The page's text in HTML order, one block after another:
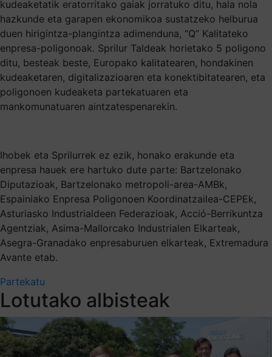
kudeaketatik eratorritako gaiak jorratuko ditu, hala nola
hazkunde eta garapen ekonomikoa sustatzeko helburua
duen hirigintza-plangintza adimenduna, “Q” Kalitateko
enpresa-poligonoak. Sprilur Taldeak horietako 5 poligono
ditu, besteak beste, Europako kalitatearen, hondakinen
kudeaketaren, digitalizazioaren eta konektibitatearen, eta
poligonoen kudeaketa partekatuaren eta
mankomunatuaren aintzatespenarekin.
Ihobek eta Sprilurrek ez ezik, honako erakunde eta
enpresa hauek ere hartuko dute parte: Bartzelonako
Diputazioak, Bartzelonako metropoli-area-AMBk,
Espainiako Enpresa Poligonoen Koordinatzailea-CEPEk,
Asturiasko Industrialdeen Federazioak, Acció-Berrikuntza
Agentziak, Asima-Mallorcako Industrialen Elkarteak,
Asegra-Granadako enpresaburuen elkarteak, Extremadura
Avante etab.
Partekatu
Lotutako albisteak